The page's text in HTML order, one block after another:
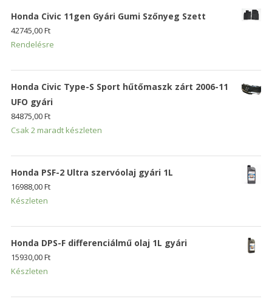
Honda Civic 11gen Gyári Gumi Szőnyeg Szett
42745,00Ft
Rendelésre
Honda Civic Type-S Sport hűtőmaszk zárt 2006-11
UFO gyári
84875,00Ft
Csak 2 maradt készleten
Honda PSF-2 Ultra szervóolaj gyári 1L
16988,00Ft
Készleten
Honda DPS-F differenciálmű olaj 1L gyári
15930,00Ft
Készleten